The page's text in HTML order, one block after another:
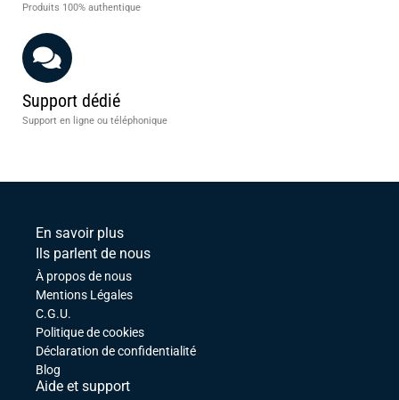
Produits 100% authentique
Support dédié
Support en ligne ou téléphonique
En savoir plus
Ils parlent de nous
À propos de nous
Mentions Légales
C.G.U.
Politique de cookies
Déclaration de confidentialité
Blog
Aide et support